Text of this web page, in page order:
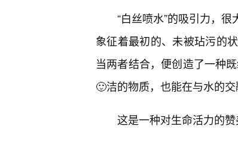
“白丝喷水”的吸引力，
象征着最初的、未被玷污的
当两者结合，便创造了一种
🙂洁的物质，也能在与水的
这是一种对生命活力的